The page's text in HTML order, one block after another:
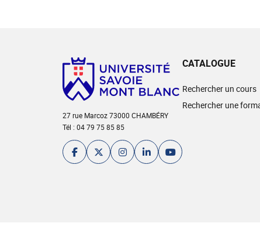
27 rue Marcoz 73000 CHAMBÉRY
Tél : 04 79 75 85 85
CATALOGUE
Rechercher un cours
Rechercher une